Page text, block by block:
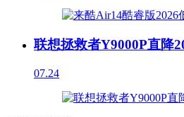
联想拯救者Y9000P直降
07.24